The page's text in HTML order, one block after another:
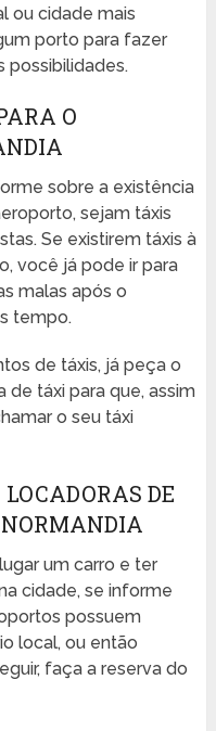
ou cidade mais
porto para fazer
possibilidades.
O
sobre a existência
sejam táxis
Se existirem táxis à
você já pode ir para
malas após o
tempo.
de táxis, já peça o
táxi para que, assim
o seu táxi
DE
NORMANDIA
um carro e ter
cidade, se informe
possuem
local, ou então
faça a reserva do